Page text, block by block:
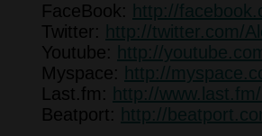
FaceBook:
http://
Twitter:
http://twitter.com/
Youtube:
http://
Myspace:
http://
Last.fm:
http://
Beatport:
http://